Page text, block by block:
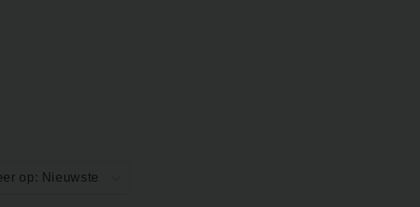
op: Nieuwste